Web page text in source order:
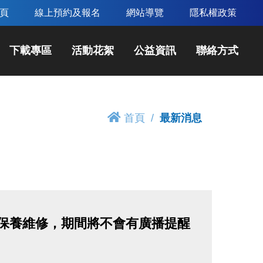
線上預約及報名 網站導覽 隱私權政策
下載專區 活動花絮 公益資訊 聯絡方式
首頁 最新消息
養維修，期間將不會有廣播提醒